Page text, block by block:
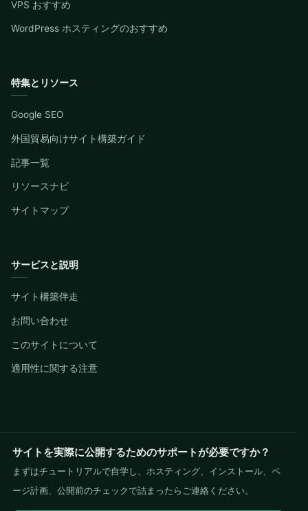
VPS おすすめ
WordPress ホスティングのおすすめ
特集とリソース
Google SEO
外国貿易向けサイト構築ガイド
記事一覧
リソースナビ
サイトマップ
サービスと説明
サイト構築伴走
お問い合わせ
このサイトについて
適用性に関する注意
サイトを実際に公開するためのサポートが必要ですか？
まずはチュートリアルで自学し、ホスティング、インストール、ペ
ージ計画、公開前のチェックで詰まったらご連絡ください。